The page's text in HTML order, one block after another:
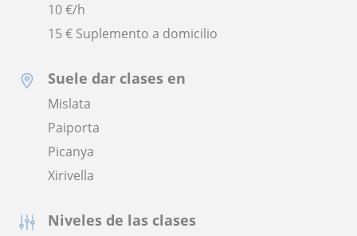
10€/h
15 € Suplemento a domicilio
Suele dar clases en
Mislata
Paiporta
Picanya
Xirivella
Niveles de las clases